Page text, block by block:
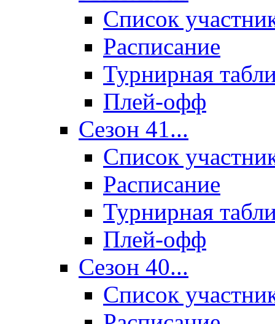
Список
Расписание
Турнирная
Плей-офф
Сезон 41...
Список
Расписание
Турнирная
Плей-офф
Сезон 40...
Список